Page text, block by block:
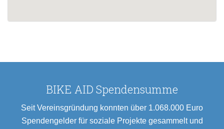
BIKE AID Spendensumme
Seit Vereinsgründung konnten über 1.068.000 Euro
Spendengelder für soziale Projekte gesammelt und